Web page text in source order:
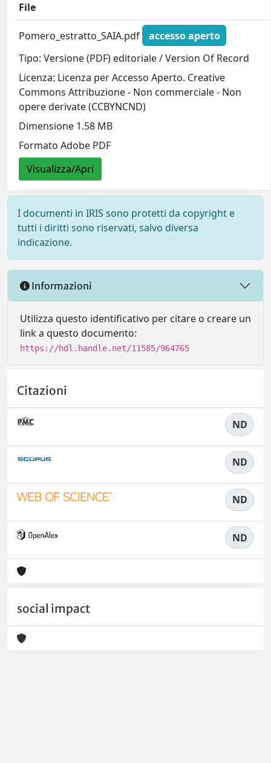
File
Pomero_estratto_SAIA.pdf
accesso aperto
Tipo: Versione (PDF) editoriale / Version Of Record
Licenza: Licenza per Accesso Aperto. Creative
Commons Attribuzione - Non commerciale - Non
opere derivate (CCBYNCND)
Dimensione 1.58 MB
Formato Adobe PDF
Visualizza/Apri
I documenti in IRIS sono protetti da copyright e
tutti i diritti sono riservati, salvo diversa
indicazione.
Informazioni
Utilizza questo identificativo per citare o creare un
link a questo documento:
https://hdl.handle.net/11585/964765
Citazioni
ND
ND
ND
ND
social impact